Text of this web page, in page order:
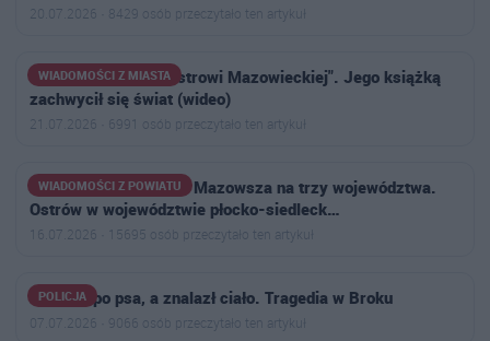
20.07.2026 · 8429 osób przeczytało ten artykuł
WIADOMOŚCI Z MIASTA
"Zwykły chłopak z Ostrowi Mazowieckiej". Jego książką
zachwycił się świat (wideo)
21.07.2026 · 6991 osób przeczytało ten artykuł
WIADOMOŚCI Z POWIATU
Powstał plan podziału Mazowsza na trzy województwa.
Ostrów w województwie płocko-siedleck…
16.07.2026 · 15695 osób przeczytało ten artykuł
POLICJA
Poszedł po psa, a znalazł ciało. Tragedia w Broku
07.07.2026 · 9066 osób przeczytało ten artykuł